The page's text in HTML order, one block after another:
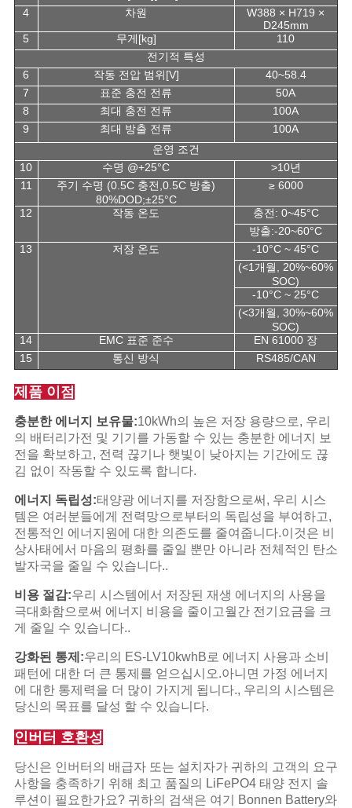
4
차원
W388 × H719 ×
D245mm
5
무게[kg]
110
전기적 특성
6
작동 전압 범위[V]
40~58.4
7
표준 충전 전류
50A
8
최대 충전 전류
100A
9
최대 방출 전류
100A
운영 조건
10
수명 @+25°C
>10년
11
주기 수명 (0.5C 충전,0.5C 방출)
80%DOD;±25°C
≥ 6000
12 작동 온도
충전: 0~45°C
방출:-20~60°C
13
저장 온도
-10°C ~ 45°C
(<1개월, 20%~60%
SOC)
-10°C ~ 25°C
(<3개월, 30%~60%
SOC)
14
EMC 표준 준수
EN 61000 장
15
통신 방식 RS485/CAN
제품 이점
충분한 에너지 보유물:10kWh의 높은 저장 용량으로, 우리
의 배터리 가전 및 기기를 가동할 수 있는 충분한 에너지 보
전을 확보하고, 전력 끊기나 햇빛이 낮아지는 기간에도 끊
김 없이 작동할 수 있도록 합니다.
에너지 독립성:태양광 에너지를 저장함으로써, 우리 시스
템은 여러분들에게 전력망으로부터의 독립성을 부여하고,
전통적인 에너지원에 대한 의존도를 줄여줍니다.이것은 비
상사태에서 마음의 평화를 줄일 뿐만 아니라 전체적인 탄소
발자국을 줄일 수 있습니다..
비용 절감:우리 시스템에서 저장된 재생 에너지의 사용을
극대화함으로써 에너지 비용을 줄이고월간 전기요금을 크
게 줄일 수 있습니다..
강화된 통제:우리의 ES-LV10kwhB로 에너지 사용과 소비
패턴에 대한 더 큰 통제를 얻으십시오.아니면 가정 에너지
에 대한 통제력을 더 많이 가지게 됩니다., 우리의 시스템은
당신의 목표를 달성 할 수 있습니다.
인버터 호환성
당신은 인버터의 배급자 또는 설치자가 귀하의 고객의 요구
사항을 충족하기 위해 최고 품질의 LiFePO4 태양 전지 솔
루션이 필요한가요? 귀하의 검색은 여기 Bonnen Battery와